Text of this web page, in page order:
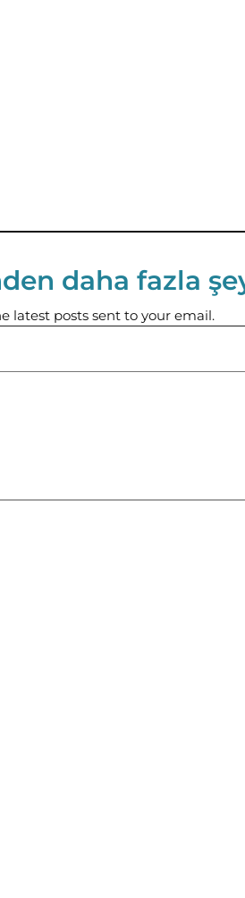
daha fazla
latest posts sent to your email.